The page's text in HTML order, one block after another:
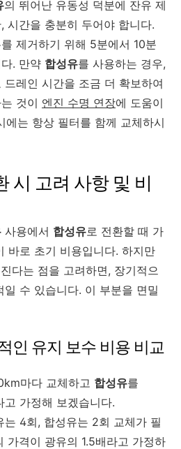
의 뛰어난 유동성 덕분에 잔유 제
시간을 충분히 두어야 합니다.
제거하기 위해 5분에서 10분
. 만약 합성유를 사용하는 경우,
레인 시간을 조금 더 확보하여
것이 엔진 수명 연장에 도움이
에는 항상 필터를 함께 교체하시
시 고려 사항 및 비
사용에서 합성유로 전환할 때 가
바로 초기 비용입니다. 하지만
다는 점을 고려하면, 장기적으
일 수 있습니다. 이 부분을 면밀
인 유지 보수 비용 비교
마다 교체하고 합성유를
가정해 보겠습니다.
4회, 합성유는 2회 교체가 필
가격이 광유의 1.5배라고 가정하